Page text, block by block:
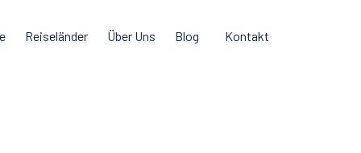
Reiseländer Über Uns Blog Kontakt